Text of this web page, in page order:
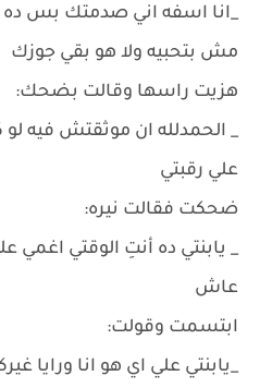
_انا اسفه اني صدمتك بس ده
مش بتحبيه ولا هو بقي جوزك
هزيت راسها وقالت بضحك:
_ الحمدلله ان موثقتش فيه
علي رقبتي
ضحكت فقالت نيره:
_ يابنتي ده أنتِ الوقتي اغمي
عاش
ابتسمت وقولت:
_يابنتي علي اي هو انا ورايا